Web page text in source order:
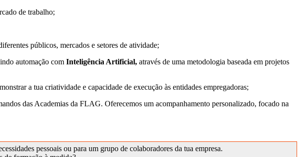
de trabalho;
públicos, mercados e setores de atividade;
automação com Inteligência Artificial, através de uma metodologia baseada em projetos
a tua criatividade e capacidade de execução às entidades empregadoras;
das Academias da FLAG. Oferecemos um acompanhamento personalizado, focado na
pessoais ou para um grupo de colaboradores da tua empresa.